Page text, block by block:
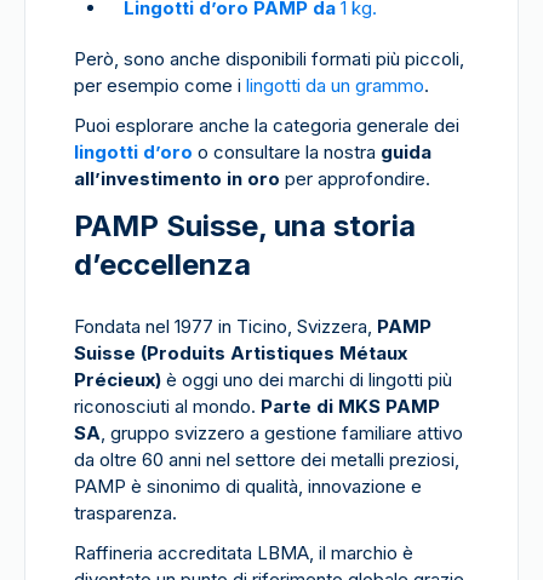
Lingotti d’oro PAMP da 1 kg.
Però, sono anche disponibili formati più piccoli,
per esempio come i lingotti da un grammo.
Puoi esplorare anche la categoria generale dei
lingotti d’oro o consultare la nostra guida
all’investimento in oro per approfondire.
PAMP Suisse, una storia
d’eccellenza
Fondata nel 1977 in Ticino, Svizzera, PAMP
Suisse (Produits Artistiques Métaux
Précieux) è oggi uno dei marchi di lingotti più
riconosciuti al mondo. Parte di MKS PAMP
SA, gruppo svizzero a gestione familiare attivo
da oltre 60 anni nel settore dei metalli preziosi,
PAMP è sinonimo di qualità, innovazione e
trasparenza.
Raffineria accreditata LBMA, il marchio è